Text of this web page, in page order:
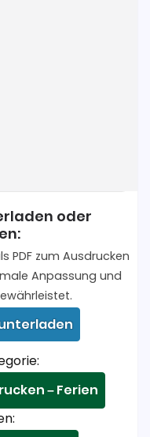
oder
PDF zum Ausdrucken
Anpassung und
– Ferien